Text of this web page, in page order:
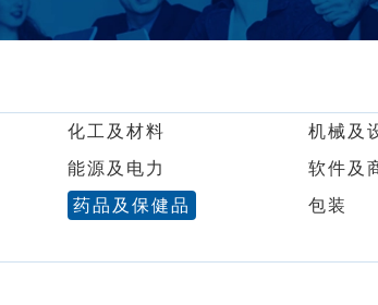
化工及材料
机械及
能源及电力
软件及
药品及保健品
包装